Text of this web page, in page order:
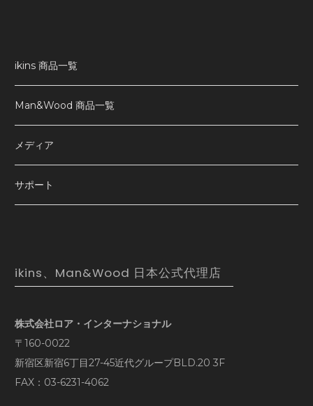
ikins 商品一覧
Man&Wood 商品一覧
メディア
サポート
ikins、Man&Wood 日本公式代理店
株式会社ロア・インターナショナル
〒160-0022
新宿区新宿6丁目27-45近代グループBLD.20 3F
FAX：03-6231-4062